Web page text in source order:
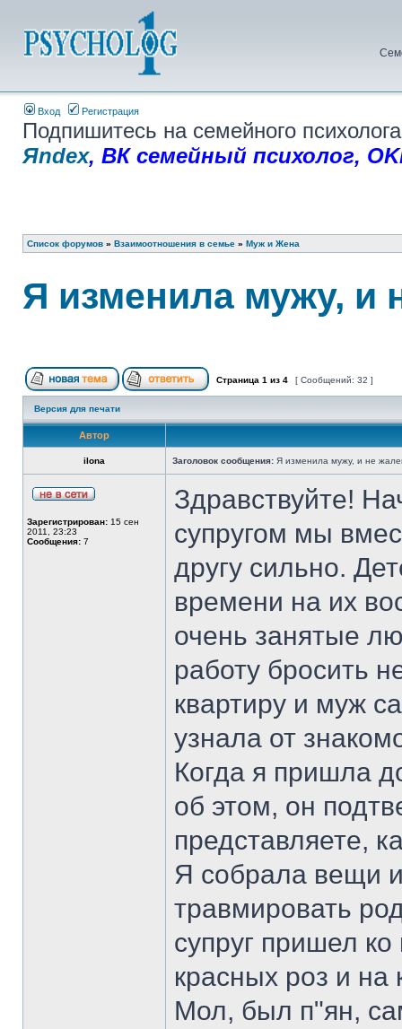
Вход Регистрация
Подпишитесь на семейного
Яndex, ВК семейный психолог,
Список форумов » Взаимоотношения в семье » Муж и Жена
Я изменила мужу, и
Страница 1 из 4 [ Сообщений: 32 ]
Версия для печати
Автор
ilona Заголовок сообщения: Я изменила мужу, и не
Зарегистрирован: 15 сен
2011, 23:23
Сообщения: 7
Здравствуйте!
супругом мы
другу сильно.
времени на их
очень занятые
работу бросить
квартиру и муж
узнала от
Когда я пришла
об этом, он
представляете,
Я собрала вещи и
травмировать
супруг пришел
красных роз и
Мол, был п"ян,